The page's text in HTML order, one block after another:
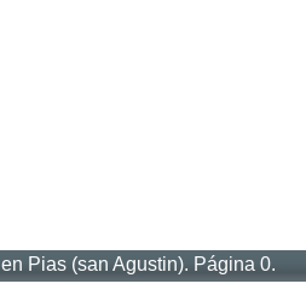
Pias (san Agustin). Página 0.